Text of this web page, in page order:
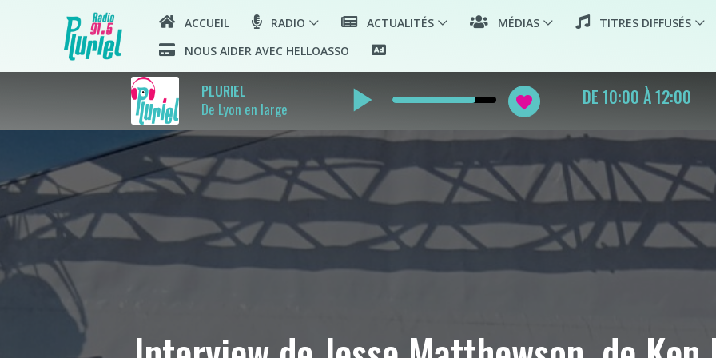
ACCUEIL RADIO ACTUALITÉS MÉDIAS TITRES DIFFUSÉS
NOUS AIDER AVEC HELLOASSO
PLURIEL
De Lyon en large
play_arrow favorite DE LYON EN LARGE